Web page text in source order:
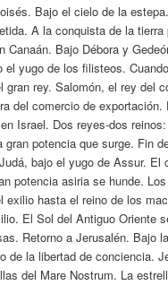
Bajo el cielo de la
A la conquista de la tierra
Canaán. Bajo Débora y
el yugo de los filisteos.
gran rey. Salomón, el rey del
del comercio de exportación.
Israel. Dos reyes-dos
gran potencia que surge. Fin
bajo el yugo de Assur. El
potencia asiria se hunde.
exilio hasta el reino de los
El Sol del Antiguo Oriente
Retorno a Jerusalén. Bajo
de la libertad de conciencia.
del Mare Nostrum. La